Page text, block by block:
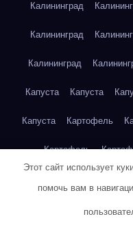
Калининград
Калининград
Калининград
Капуста Капуста
Капуста Картофель
Картофель
Этот сайт использует
помочь вам в